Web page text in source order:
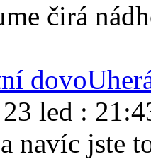
čirá
led :
navíc jste